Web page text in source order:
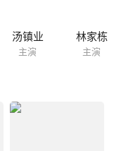
汤镇业
主演
林家栋
主演